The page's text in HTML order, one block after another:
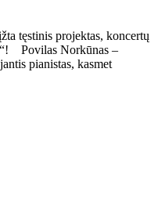
tęstinis projektas, koncertų
Povilas Norkūnas –
pianistas, kasmet